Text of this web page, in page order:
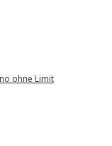
ohne Limit